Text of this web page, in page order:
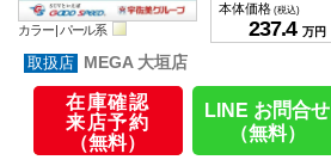
カラー | パール系
本体価格 (税込)
237.4 万円
MEGA 大垣店
在庫確認
来店予約
（無料）
LINE お問合せ
（無料）